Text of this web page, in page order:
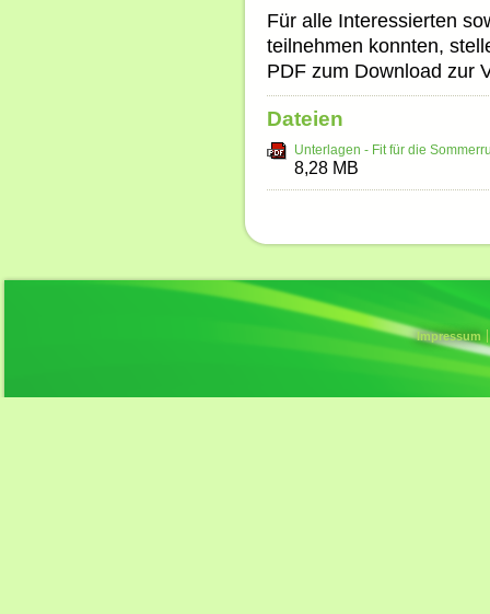
Für alle Interessierten
teilnehmen konnten,
PDF zum Download zur
Dateien
Unterlagen - Fit für die
8,28 MB
Impressum